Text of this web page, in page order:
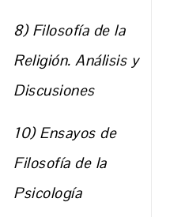
8) Filosofía de la
Religión. Análisis y
Discusiones
10) Ensayos de
Filosofía de la
Psicología